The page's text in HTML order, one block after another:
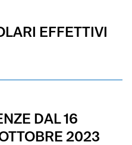
EFFETTIVI
DAL 16
2023